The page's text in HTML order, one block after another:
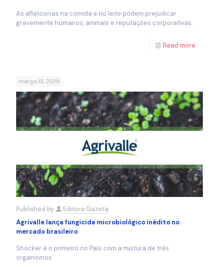
As aflatoxinas na comida e no leite podem prejudicar
gravemente humanos, animais e reputações corporativas.
Read more
março 13, 2019
Published by
Editora Gazeta
Agrivalle lança fungicida microbiológico inédito no
mercado brasileiro
Shocker é o primeiro no País com a mistura de três
organismos